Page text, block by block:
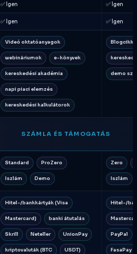
✅ Igen ✅ Igen
✅ Igen ✅ Igen
Videó oktatóanyagok
webináriumok e-könyvek
kereskedési akadémia
napi piaci elemzés
kereskedési kalkulátorok
demo
SZÁMLA ÉS TÁMOGATÁS
Standard ProZero
Iszlám Demo
Zero
Iszlám
Hitel-/bankkártyák (Visa
Mastercard) banki átutalás
Skrill Neteller UnionPay
kriptovaluták (BTC USDT)
Hitel-/
PayPal
FasaPay